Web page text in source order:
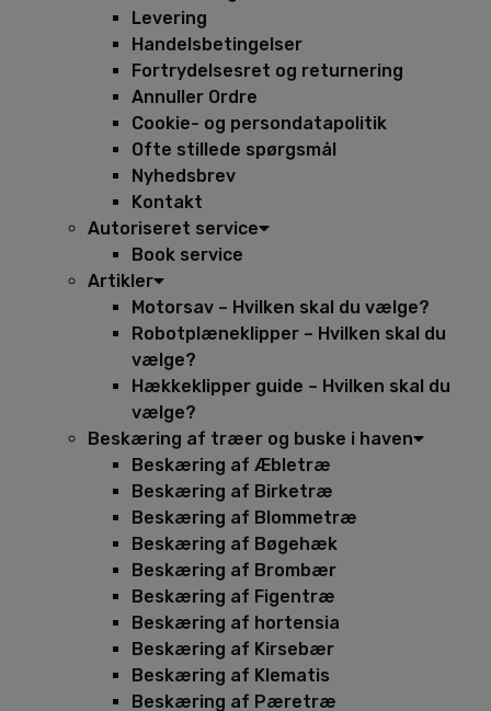
Levering
Handelsbetingelser
Fortrydelsesret og returnering
Annuller Ordre
Cookie- og persondatapolitik
Ofte stillede spørgsmål
Nyhedsbrev
Kontakt
Autoriseret service
Book service
Artikler
Motorsav – Hvilken skal du vælge?
Robotplæneklipper – Hvilken skal du
vælge?
Hækkeklipper guide – Hvilken skal du
vælge?
Beskæring af træer og buske i haven
Beskæring af Æbletræ
Beskæring af Birketræ
Beskæring af Blommetræ
Beskæring af Bøgehæk
Beskæring af Brombær
Beskæring af Figentræ
Beskæring af hortensia
Beskæring af Kirsebær
Beskæring af Klematis
Beskæring af Pæretræ